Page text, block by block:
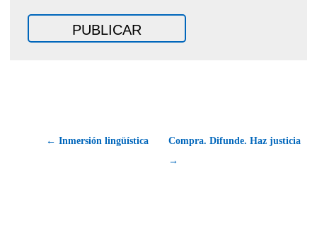
← Inmersión lingüística
Compra. Difunde. Haz justicia
→